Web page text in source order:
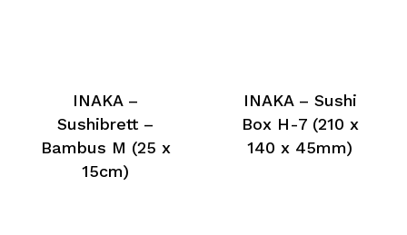
INAKA –
Sushibrett –
Bambus M (25 x
15cm)
INAKA – Sushi
Box H-7 (210 x
140 x 45mm)